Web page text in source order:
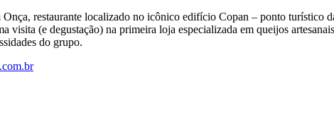
restaurante localizado no icônico edifício Copan – ponto turístico
visita (e degustação) na primeira loja especializada em queijos
do grupo.